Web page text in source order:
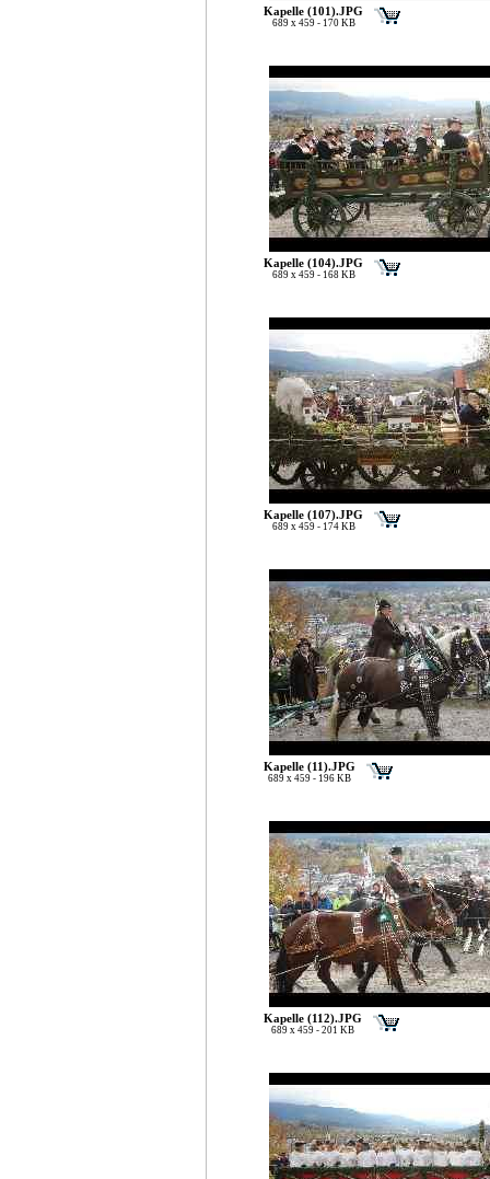
Kapelle (101).JPG
689 x 459 - 170 KB
Kapelle (104).JPG
689 x 459 - 168 KB
Kapelle (107).JPG
689 x 459 - 174 KB
Kapelle (11).JPG
689 x 459 - 196 KB
Kapelle (112).JPG
689 x 459 - 201 KB